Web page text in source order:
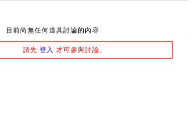
目前尚無任何道具討論的內容
請先 登入 才可參與討論。